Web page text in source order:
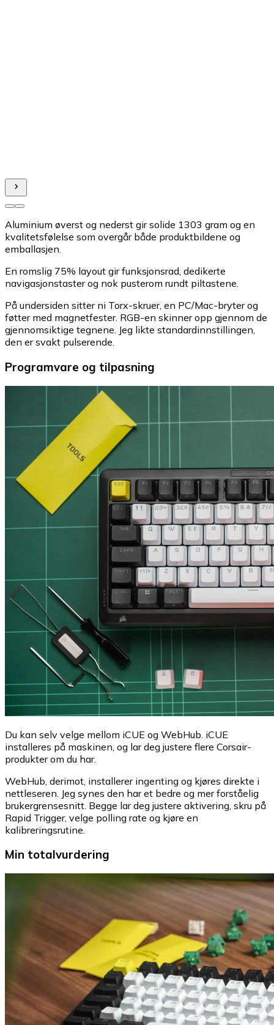
Aluminium øverst og nederst gir solide 1303 gram og en
kvalitetsfølelse som overgår både produktbildene og
emballasjen.
En romslig 75% layout gir funksjonsrad, dedikerte
navigasjonstaster og nok pusterom rundt piltastene.
På undersiden sitter ni Torx-skruer, en PC/Mac-bryter og
føtter med magnetfester. RGB-en skinner opp gjennom de
gjennomsiktige tegnene. Jeg likte standardinnstillingen,
den er svakt pulserende.
Programvare og tilpasning
Du kan selv velge mellom iCUE og WebHub. iCUE
installeres på maskinen, og lar deg justere flere Corsair-
produkter om du har.
WebHub, derimot, installerer ingenting og kjøres direkte i
nettleseren. Jeg synes den har et bedre og mer forståelig
brukergrensesnitt. Begge lar deg justere aktivering, skru på
Rapid Trigger, velge polling rate og kjøre en
kalibreringsrutine.
Min totalvurdering